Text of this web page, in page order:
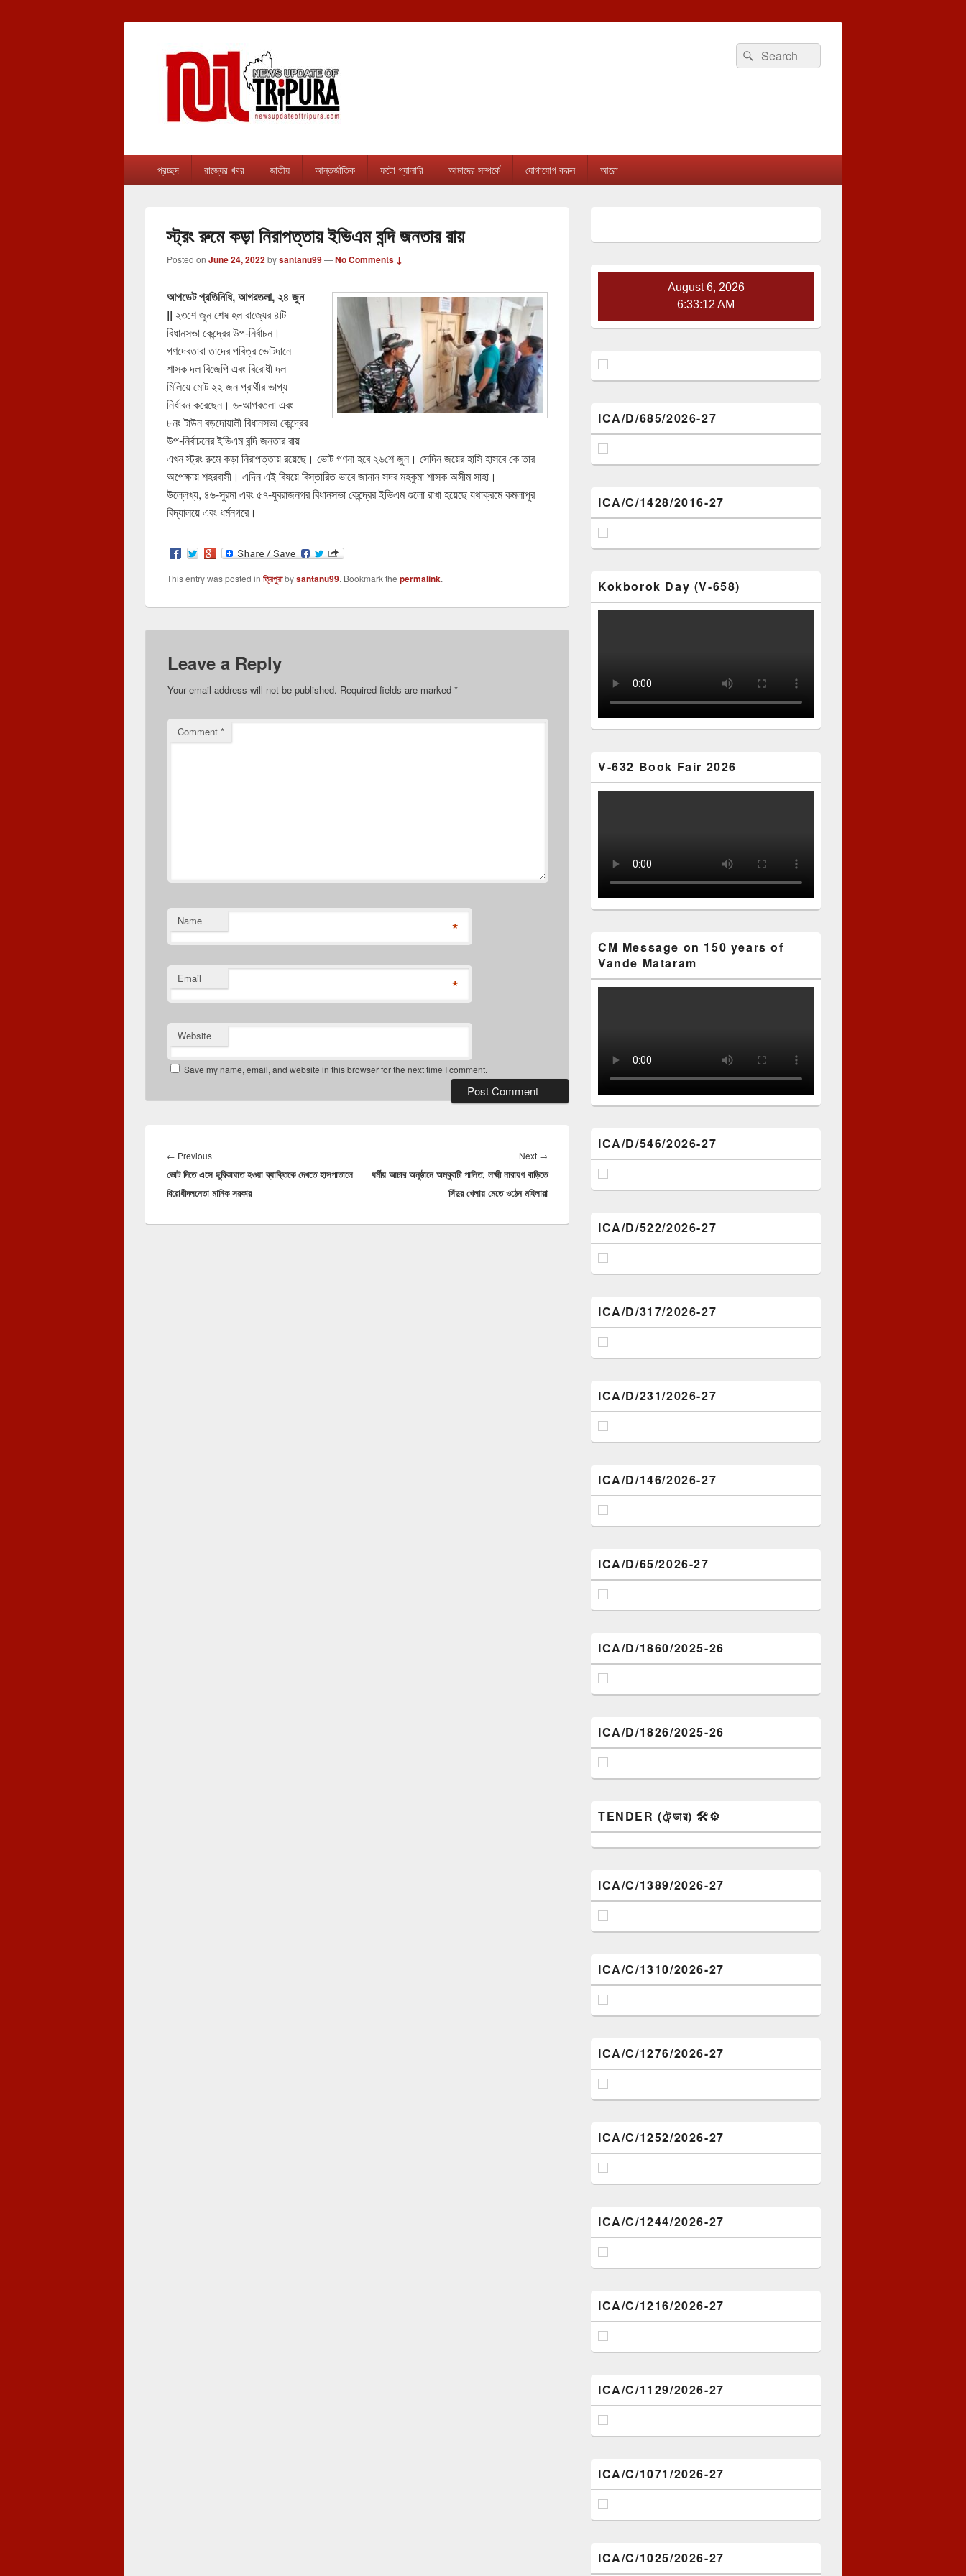
newsupdateoftripura.com
Search
for:
Search
প্রচ্ছদ রাজ্যের খবর জাতীয় আন্তর্জাতিক ফটো গ্যালারি আমাদের সম্পর্কে যোগাযোগ করুন আরো
স্ট্রং রুমে কড়া নিরাপত্তায় ইভিএম বন্দি জনতার রায়
Posted on June 24, 2022bysantanu99—No Comments ↓
আপডেট প্রতিনিধি, আগরতলা, ২৪ জুন
|| ২৩শে জুন শেষ হল রাজ্যের ৪টি
বিধানসভা কেন্দ্রের উপ-নির্বাচন।
গণদেবতারা তাদের পবিত্র ভোটদানে
শাসক দল বিজেপি এবং বিরোধী দল
মিলিয়ে মোট ২২ জন প্রার্থীর ভাগ্য
নির্ধারন করেছেন। ৬-আগরতলা এবং
৮নং টাউন বড়দোয়ালী বিধানসভা কেন্দ্রের
উপ-নির্বাচনের ইভিএম বন্দি জনতার রায়
এখন স্ট্রং রুমে কড়া নিরাপত্তায় রয়েছে। ভোট গণনা হবে ২৬শে জুন। সেদিন জয়ের হাসি হাসবে কে তার
অপেক্ষায় শহরবাসী। এদিন এই বিষয়ে বিস্তারিত ভাবে জানান সদর মহকুমা শাসক অসীম সাহা।
উল্লেখ্য, ৪৬-সুরমা এবং ৫৭-যুবরাজনগর বিধানসভা কেন্দ্রের ইভিএম গুলো রাখা হয়েছে যথাক্রমে কমলাপুর
বিদ্যালয়ে এবং ধর্মনগরে।
This entry was posted in ত্রিপুরাbysantanu99. Bookmark the permalink.
Leave a Reply
Your email address will not be published. Required fields are marked *
Comment *
Name *
Email *
Website
Save my name, email, and website in this browser for the next time I comment.
navigation
← PreviousPrevious
post:
ভোট দিতে এসে ছুরিকাঘাত হওয়া ব্যাক্তিকে দেখতে হাসপাতালে
বিরোধীদলনেতা মানিক সরকার
Next →
post:
ধর্মীয় আচার অনুষ্ঠানে অম্বুবাচী পালিত, লক্ষ্মী নারায়ণ বাড়িতে
সিঁদুর খেলায় মেতে ওঠেন মহিলারা
Widget
August 6, 2026
6:33:13 AM
ICA/D/685/2026-27
ICA/C/1428/2016-27
Kokborok Day (V-658)
V-632 Book Fair 2026
CM Message on 150 years of
Vande Mataram
ICA/D/546/2026-27
ICA/D/522/2026-27
ICA/D/317/2026-27
ICA/D/231/2026-27
ICA/D/146/2026-27
ICA/D/65/2026-27
ICA/D/1860/2025-26
ICA/D/1826/2025-26
TENDER (টেন্ডার) 🛠️⚙️
ICA/C/1389/2026-27
ICA/C/1310/2026-27
ICA/C/1276/2026-27
ICA/C/1252/2026-27
ICA/C/1244/2026-27
ICA/C/1216/2026-27
ICA/C/1129/2026-27
ICA/C/1071/2026-27
ICA/C/1025/2026-27